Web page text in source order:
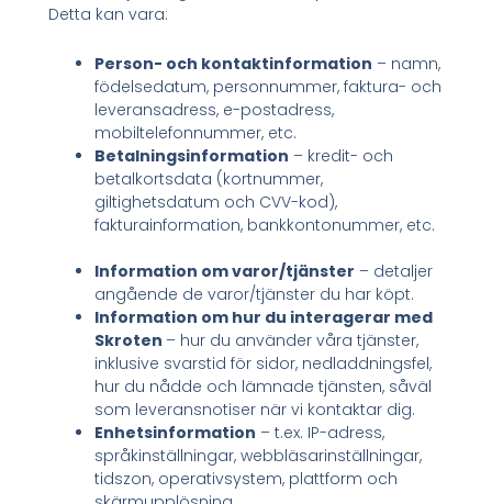
Detta kan vara:
Person- och kontaktinformation – namn,
födelsedatum, personnummer, faktura- och
leveransadress, e-postadress,
mobiltelefonnummer, etc.
Betalningsinformation – kredit- och
betalkortsdata (kortnummer,
giltighetsdatum och CVV-kod),
fakturainformation, bankkontonummer, etc.
Information om varor/tjänster – detaljer
angående de varor/tjänster du har köpt.
Information om hur du interagerar med
Skroten – hur du använder våra tjänster,
inklusive svarstid för sidor, nedladdningsfel,
hur du nådde och lämnade tjänsten, såväl
som leveransnotiser när vi kontaktar dig.
Enhetsinformation – t.ex. IP-adress,
språkinställningar, webbläsarinställningar,
tidszon, operativsystem, plattform och